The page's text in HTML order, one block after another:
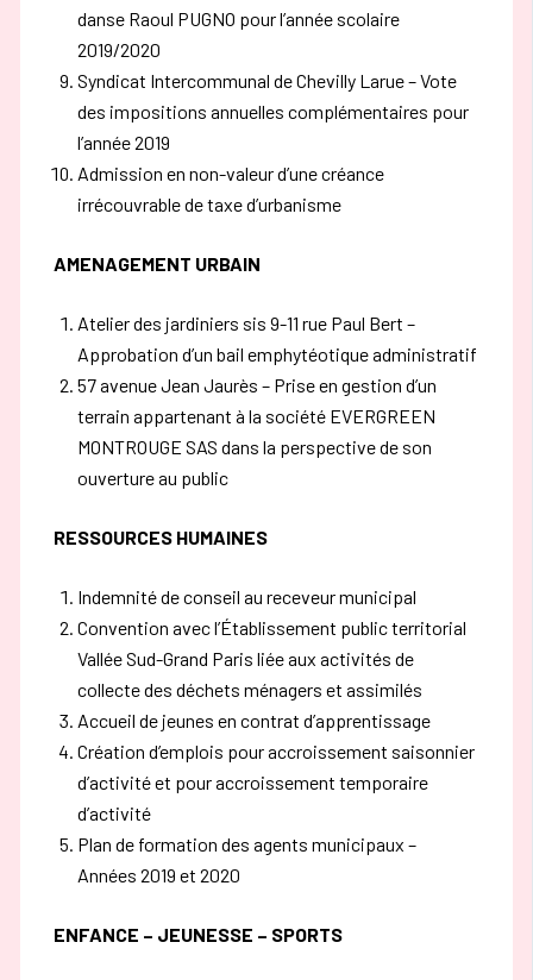
danse Raoul PUGNO pour l’année scolaire
2019/2020
Syndicat Intercommunal de Chevilly Larue – Vote
des impositions annuelles complémentaires pour
l’année 2019
Admission en non-valeur d’une créance
irrécouvrable de taxe d’urbanisme
AMENAGEMENT URBAIN
Atelier des jardiniers sis 9-11 rue Paul Bert –
Approbation d’un bail emphytéotique administratif
57 avenue Jean Jaurès – Prise en gestion d’un
terrain appartenant à la société EVERGREEN
MONTROUGE SAS dans la perspective de son
ouverture au public
RESSOURCES HUMAINES
Indemnité de conseil au receveur municipal
Convention avec l’Établissement public territorial
Vallée Sud-Grand Paris liée aux activités de
collecte des déchets ménagers et assimilés
Accueil de jeunes en contrat d’apprentissage
Création d’emplois pour accroissement saisonnier
d’activité et pour accroissement temporaire
d’activité
Plan de formation des agents municipaux –
Années 2019 et 2020
ENFANCE – JEUNESSE – SPORTS